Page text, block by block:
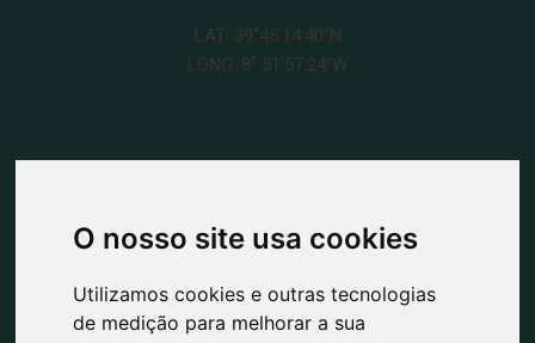
O nosso site usa cookies
Utilizamos cookies e outras tecnologias
de medição para melhorar a sua
LAT: 39˚45’14.40”N
LONG: 8˚ 51’57.24”W
Carreira D'Água
2400-016 Leiria